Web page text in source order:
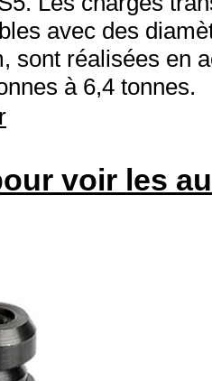
avec des
sont réalisées en
à 6,4 tonnes.
voir les